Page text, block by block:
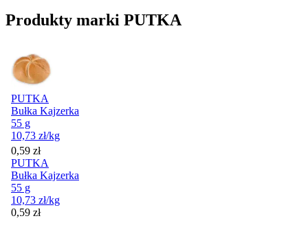
Produkty marki PUTKA
PUTKA
Bułka Kajzerka
55 g
10,73 zł/kg
Cena
0,59 zł
PUTKA
Bułka Kajzerka
55 g
10,73 zł/kg
Cena
0,59 zł